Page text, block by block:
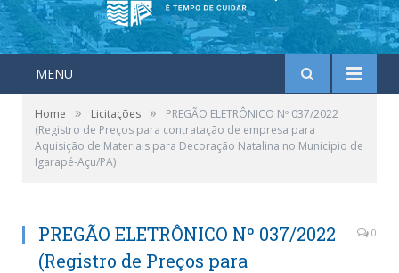
MENU
Home » Licitações »
PREGÃO ELETRÔNICO Nº 037/2022
(Registro de Preços para contratação de empresa para
Aquisição de Materiais para Decoração Natalina no Município de
Igarapé-Açu/PA)
PREGÃO ELETRÔNICO Nº 037/2022
(Registro de Preços para
0